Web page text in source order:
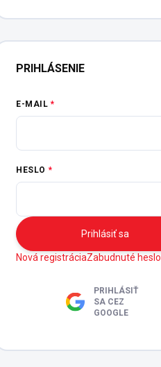
PRIHLÁSENIE
E-MAIL
HESLO
Prihlásiť sa
Nová registráciaZabudnuté heslo
PRIHLÁSIŤ
SA CEZ
GOOGLE